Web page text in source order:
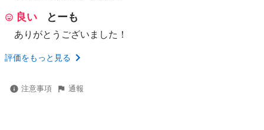
良い とーも
ありがとうございました！
評価をもっと見る
注意事項 通報